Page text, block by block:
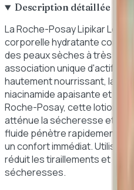
Description détaillée
La Roche-Posay Lipikar
corporelle hydratante
des peaux sèches à très
association unique d'actifs
hautement nourrissant, la
niacinamide apaisante et
Roche-Posay, cette lotion
atténue la sécheresse et
fluide pénètre rapidement
un confort immédiat.
réduit les tiraillements et
sécheresses.